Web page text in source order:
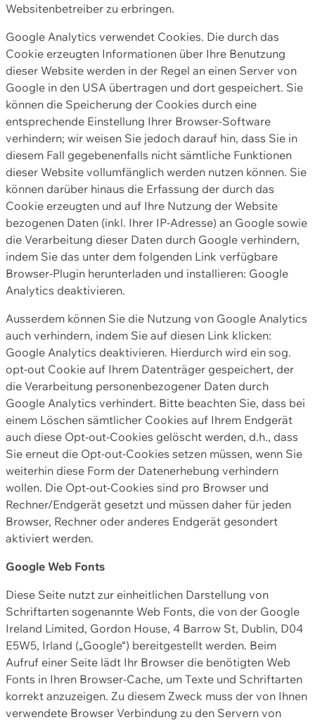
Websitenbetreiber zu erbringen.
Google Analytics verwendet Cookies. Die durch das
Cookie erzeugten Informationen über Ihre Benutzung
dieser Website werden in der Regel an einen Server von
Google in den USA übertragen und dort gespeichert. Sie
können die Speicherung der Cookies durch eine
entsprechende Einstellung Ihrer Browser-Software
verhindern; wir weisen Sie jedoch darauf hin, dass Sie in
diesem Fall gegebenenfalls nicht sämtliche Funktionen
dieser Website vollumfänglich werden nutzen können. Sie
können darüber hinaus die Erfassung der durch das
Cookie erzeugten und auf Ihre Nutzung der Website
bezogenen Daten (inkl. Ihrer IP-Adresse) an Google sowie
die Verarbeitung dieser Daten durch Google verhindern,
indem Sie das unter dem folgenden Link verfügbare
Browser-Plugin herunterladen und installieren: Google
Analytics deaktivieren.
Ausserdem können Sie die Nutzung von Google Analytics
auch verhindern, indem Sie auf diesen Link klicken:
Google Analytics deaktivieren. Hierdurch wird ein sog.
opt-out Cookie auf Ihrem Datenträger gespeichert, der
die Verarbeitung personenbezogener Daten durch
Google Analytics verhindert. Bitte beachten Sie, dass bei
einem Löschen sämtlicher Cookies auf Ihrem Endgerät
auch diese Opt-out-Cookies gelöscht werden, d.h., dass
Sie erneut die Opt-out-Cookies setzen müssen, wenn Sie
weiterhin diese Form der Datenerhebung verhindern
wollen. Die Opt-out-Cookies sind pro Browser und
Rechner/Endgerät gesetzt und müssen daher für jeden
Browser, Rechner oder anderes Endgerät gesondert
aktiviert werden.
Google Web Fonts
Diese Seite nutzt zur einheitlichen Darstellung von
Schriftarten sogenannte Web Fonts, die von der Google
Ireland Limited, Gordon House, 4 Barrow St, Dublin, D04
E5W5, Irland („Google“) bereitgestellt werden. Beim
Aufruf einer Seite lädt Ihr Browser die benötigten Web
Fonts in Ihren Browser-Cache, um Texte und Schriftarten
korrekt anzuzeigen. Zu diesem Zweck muss der von Ihnen
verwendete Browser Verbindung zu den Servern von